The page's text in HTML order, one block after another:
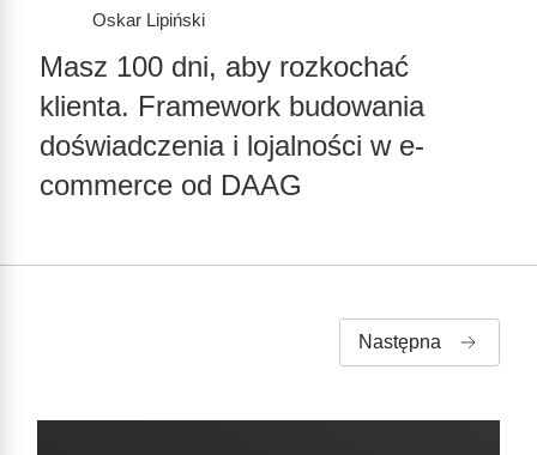
Oskar Lipiński
Masz 100 dni, aby rozkochać
klienta. Framework budowania
doświadczenia i lojalności w e-
commerce od DAAG
Następna